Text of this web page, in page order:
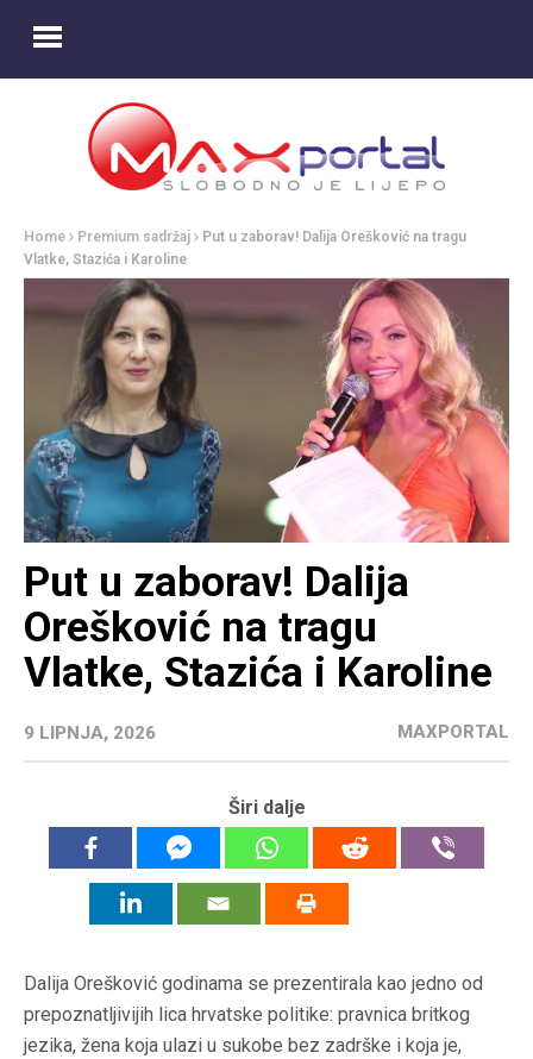
Home Premium sadržaj
Put u zaborav! Dalija Orešković na tragu
Vlatke, Stazića i Karoline
Put u zaborav! Dalija
Orešković na tragu
Vlatke, Stazića i Karoline
9 LIPNJA, 2026 MAXPORTAL
Širi dalje
Dalija Orešković godinama se prezentirala kao jedno od
prepoznatljivijih lica hrvatske politike: pravnica britkog
jezika, žena koja ulazi u sukobe bez zadrške i koja je,